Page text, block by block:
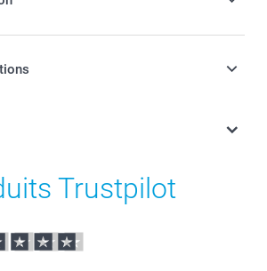
Trustpilot